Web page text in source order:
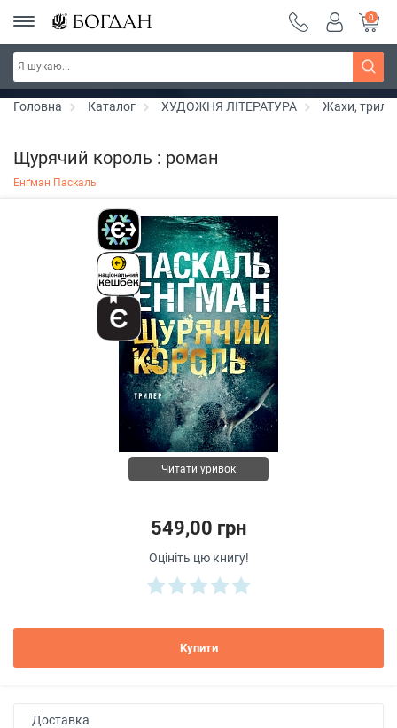
Серія "Чейзіана" ~ знижка 20%
0
Головна Каталог ХУДОЖНЯ ЛІТЕРАТУРА Жахи,
Щурячий король : роман
Енґман Паскаль
Читати уривок
549,00 грн
Оцініть цю книгу!
Купити
Доставка